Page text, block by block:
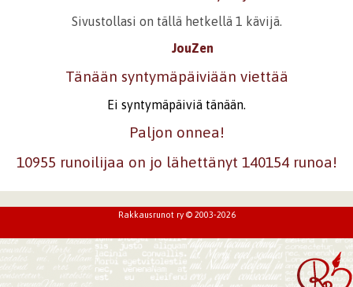
Sivustollasi on tällä hetkellä 1 kävijä.
JouZen
Tänään syntymäpäiviään viettää
Ei syntymäpäiviä tänään.
Paljon onnea!
10955 runoilijaa on jo lähettänyt 140154 runoa!
Rakkausrunot ry © 2003-2026